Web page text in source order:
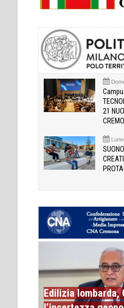
21
Edilizia lombarda,